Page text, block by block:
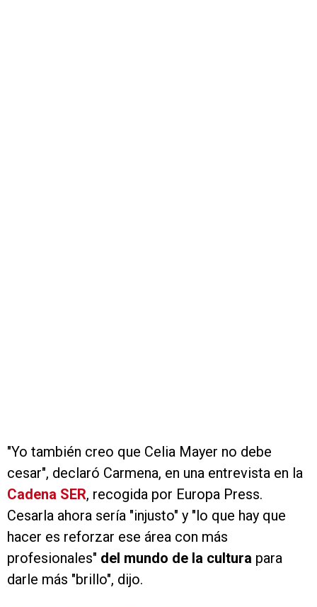
"Yo también creo que Celia Mayer no debe
cesar", declaró Carmena, en una entrevista en la
Cadena SER, recogida por Europa Press.
Cesarla ahora sería "injusto" y "lo que hay que
hacer es reforzar ese área con más
profesionales" del mundo de la cultura para
darle más "brillo", dijo.